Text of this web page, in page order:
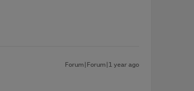
Forum|Forum|1 year ago